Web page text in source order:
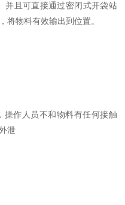
并且可直接通过密闭式开袋站
将物料有效输出到位置。
操作人员不和物料有任何接触
泄